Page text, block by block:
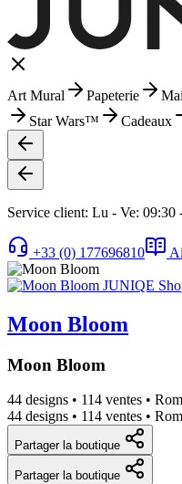
Art Mural Papeterie
Star Wars™
Cadeaux
Service client: Lu - Ve: 09:30
+33 (0) 177696810
Moon Bloom
Moon Bloom
44 designs • 114 ventes •
44 designs • 114 ventes •
Partager la boutique
Partager la boutique